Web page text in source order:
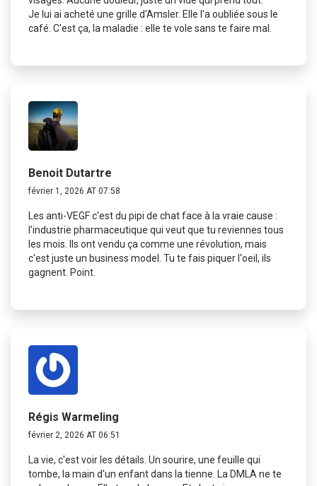
Je lui ai acheté une grille d'Amsler. Elle l'a oubliée sous le
café. C'est ça, la maladie : elle te vole sans te faire mal.
Benoit Dutartre
février 1, 2026 AT 07:58
Les anti-VEGF c'est du pipi de chat face à la vraie cause :
l'industrie pharmaceutique qui veut que tu reviennes tous
les mois. Ils ont vendu ça comme une révolution, mais
c'est juste un business model. Tu te fais piquer l'oeil, ils
gagnent. Point.
Régis Warmeling
février 2, 2026 AT 06:51
La vie, c'est voir les détails. Un sourire, une feuille qui
tombe, la main d'un enfant dans la tienne. La DMLA ne te